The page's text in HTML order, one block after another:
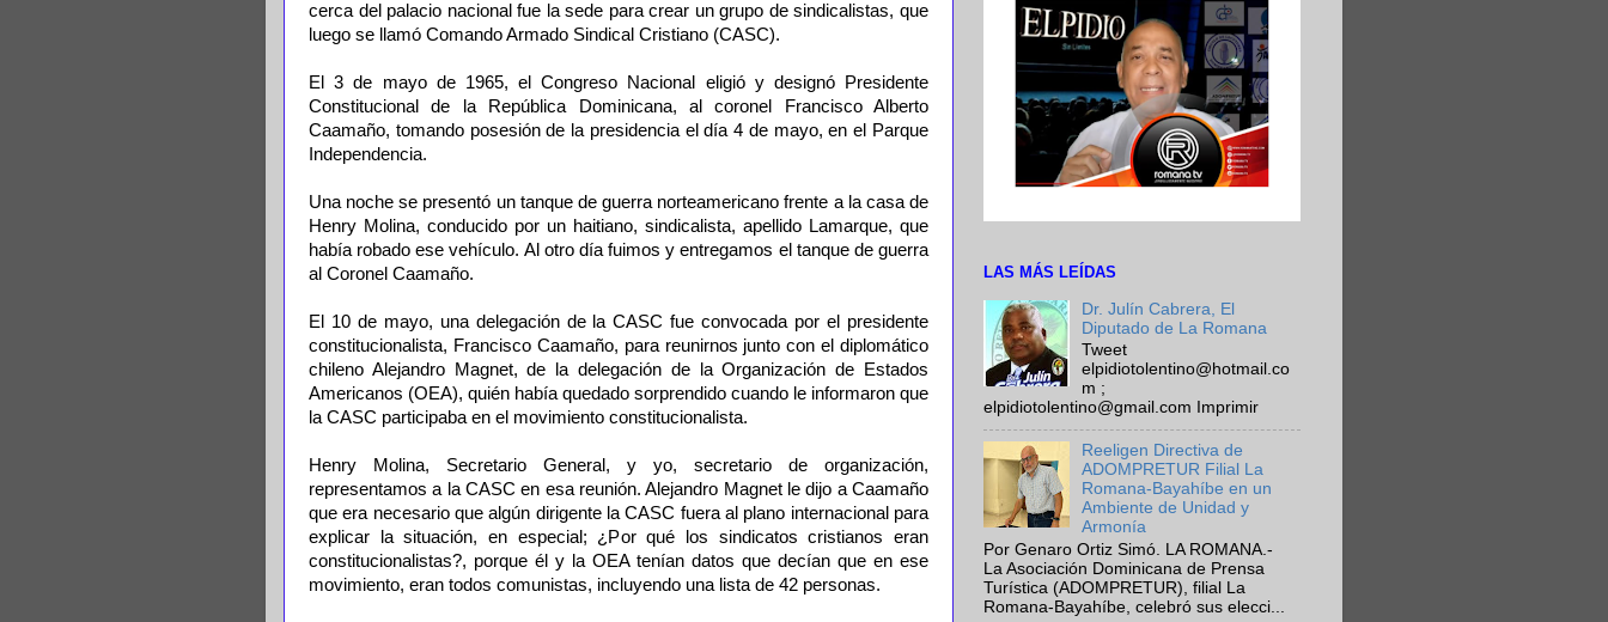
cerca del palacio nacional fue la sede para crear un grupo de sindicalistas, que
luego se llamó Comando Armado Sindical Cristiano (CASC).
El 3 de mayo de 1965, el Congreso Nacional eligió y designó Presidente
Constitucional de la República Dominicana, al coronel Francisco Alberto
Caamaño, tomando posesión de la presidencia el día 4 de mayo, en el Parque
Independencia.
Una noche se presentó un tanque de guerra norteamericano frente a la casa de
Henry Molina, conducido por un haitiano, sindicalista, apellido Lamarque, que
había robado ese vehículo. Al otro día fuimos y entregamos el tanque de guerra
al Coronel Caamaño.
El 10 de mayo, una delegación de la CASC fue convocada por el presidente
constitucionalista, Francisco Caamaño, para reunirnos junto con el diplomático
chileno Alejandro Magnet, de la delegación de la Organización de Estados
Americanos (OEA), quién había quedado sorprendido cuando le informaron que
la CASC participaba en el movimiento constitucionalista.
Henry Molina, Secretario General, y yo, secretario de organización,
representamos a la CASC en esa reunión. Alejandro Magnet le dijo a Caamaño
que era necesario que algún dirigente la CASC fuera al plano internacional para
explicar la situación, en especial; ¿Por qué los sindicatos cristianos eran
constitucionalistas?, porque él y la OEA tenían datos que decían que en ese
movimiento, eran todos comunistas, incluyendo una lista de 42 personas.
LAS MÁS LEÍDAS
Dr. Julín Cabrera, El
Diputado de La Romana
Tweet
elpidiotolentino@hotmail.co
m ;
elpidiotolentino@gmail.com Imprimir
Reeligen Directiva de
ADOMPRETUR Filial La
Romana-Bayahíbe en un
Ambiente de Unidad y
Armonía
Por Genaro Ortiz Simó. LA ROMANA.-
La Asociación Dominicana de Prensa
Turística (ADOMPRETUR), filial La
Romana-Bayahíbe, celebró sus elecci...